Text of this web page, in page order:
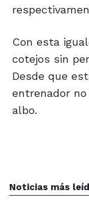
Con esta
cotejos sin
Desde que
entrenador
albo.
Noticias más